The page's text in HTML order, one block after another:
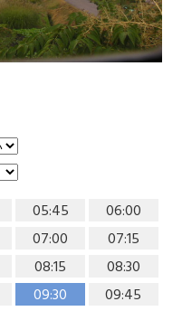
05:45
06:00
07:00
07:15
08:15
08:30
09:30
09:45